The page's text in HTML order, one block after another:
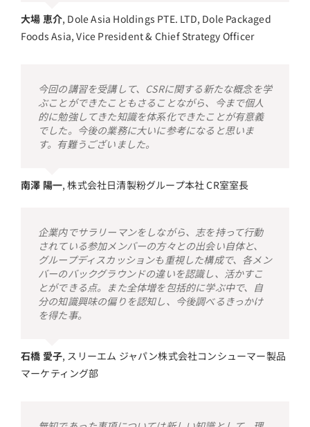
大場 恵介, Dole Asia Holdings PTE. LTD, Dole Packaged
Foods Asia, Vice President & Chief Strategy Officer
今回の講習を受講して、CSRに関する新たな概念を学
ぶことができたこともさることながら、今まで個人
的に勉強してきた知識を体系化できたことが有意義
でした。今後の業務に大いに参考になると思いま
す。有難うございました。
南澤 陽一,株式会社日清製粉グループ本社 CR室室長
企業内でサラリーマンをしながら、志を持って行動
されている参加メンバーの方々との出会い自体と、
グループディスカッションも重視した構成で、各メン
バーのバックグラウンドの違いを認識し、活かすこ
とができる点。また全体増を包括的に学ぶ中で、自
分の知識興味の偏りを認知し、今後調べるきっかけ
を得た事。
石橋 愛子, スリーエム ジャパン株式会社コンシューマー製品
マーケティング部